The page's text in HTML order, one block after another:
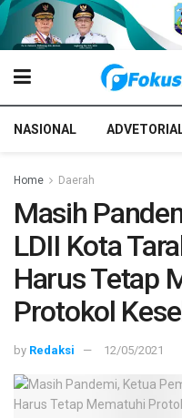
NASIONAL
Home Daerah
Masih
LDII Kota
Harus Tetap
Protokol
by Redaksi 12/05/2021